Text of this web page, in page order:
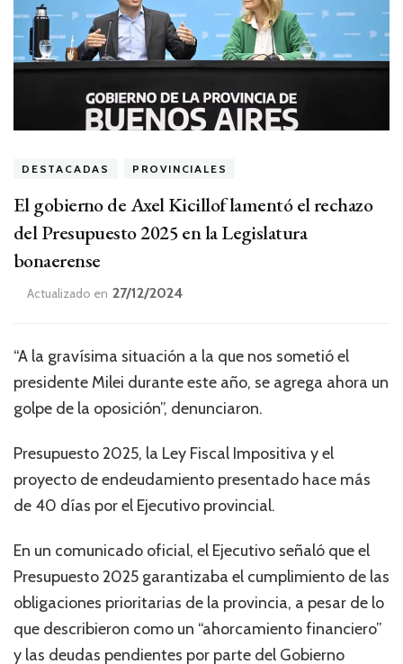
DESTACADAS PROVINCIALES
El gobierno de Axel Kicillof lamentó el rechazo
del Presupuesto 2025 en la Legislatura
bonaerense
Actualizado en 27/12/2024
“A la gravísima situación a la que nos sometió el
presidente Milei durante este año, se agrega ahora un
golpe de la oposición”, denunciaron.
Presupuesto 2025, la Ley Fiscal Impositiva y el
proyecto de endeudamiento presentado hace más
de 40 días por el Ejecutivo provincial.
En un comunicado oficial, el Ejecutivo señaló que el
Presupuesto 2025 garantizaba el cumplimiento de las
obligaciones prioritarias de la provincia, a pesar de lo
que describieron como un “ahorcamiento financiero”
y las deudas pendientes por parte del Gobierno